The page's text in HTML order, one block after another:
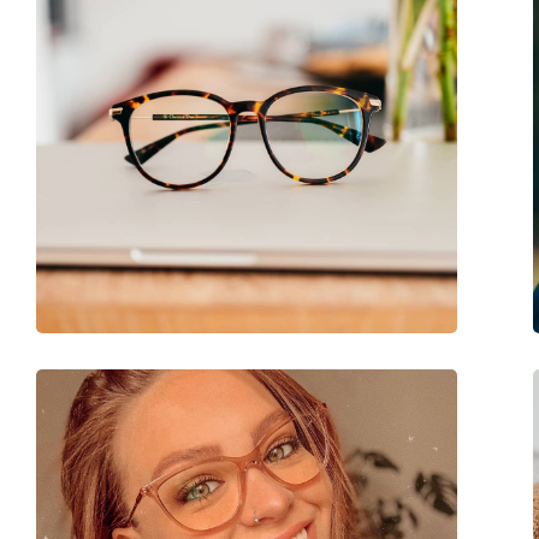
accessoires
Koker:
Ja
Reinigingsdoekje:
Ja
Overig
Geslacht:
Merk:
Puma
Code:
PU0096O 010 56